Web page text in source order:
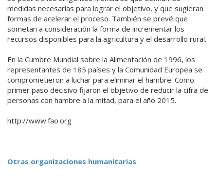
medidas necesarias para lograr el objetivo, y que sugieran
formas de acelerar el proceso. También se prevé que
sometan a consideración la forma de incrementar los
recursos disponibles para la agricultura y el desarrollo rural.
En la Cumbre Mundial sobre la Alimentación de 1996, los
representantes de 185 países y la Comunidad Europea se
comprometieron a luchar para eliminar el hambre. Como
primer paso decisivo fijaron el objetivo de reducir la cifra de
personas con hambre a la mitad, para el año 2015.
http://www.fao.org
Otras organizaciones humanitarias